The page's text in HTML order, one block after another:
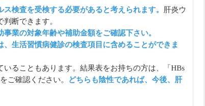
検査を受検する必要があると考えられます。
肝炎ウ
断できます。
業の対象年齢や補助金額をご確認下さい。
生活習慣病健診の検査項目に含めることができま
ることもあります。結果表をお持ちの方は、「HBs
ご確認ください。
どちらも陰性であれば、今後、肝